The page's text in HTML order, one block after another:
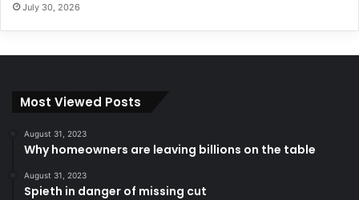
July 30, 2026
Most Viewed Posts
August 31, 2023
Why homeowners are leaving billions on the table
August 31, 2023
Spieth in danger of missing cut